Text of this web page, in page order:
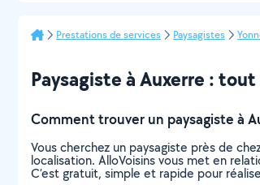
Prestations de services Paysagistes
Paysagiste à Auxerre :
Comment trouver un paysagiste à
Vous cherchez un paysagiste près de
localisation. AlloVoisins vous met en
C’est gratuit, simple et rapide pour